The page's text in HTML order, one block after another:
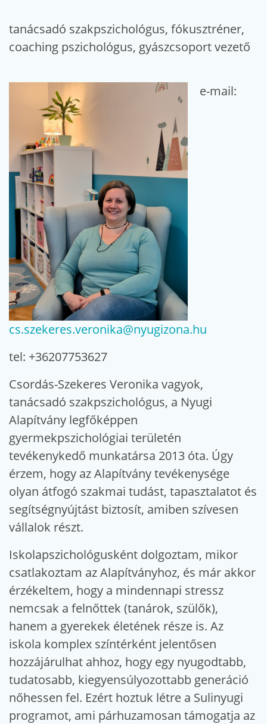
tanácsadó szakpszichológus, fókusztréner,
coaching pszichológus, gyászcsoport vezető
e-mail:
cs.szekeres.veronika@nyugizona.hu
tel: +36207753627
Csordás-Szekeres Veronika vagyok,
tanácsadó szakpszichológus, a Nyugi
Alapítvány legfőképpen
gyermekpszichológiai területén
tevékenykedő munkatársa 2013 óta. Úgy
érzem, hogy az Alapítvány tevékenysége
olyan átfogó szakmai tudást, tapasztalatot és
segítségnyújtást biztosít, amiben szívesen
vállalok részt.
Iskolapszichológusként dolgoztam, mikor
csatlakoztam az Alapítványhoz, és már akkor
érzékeltem, hogy a mindennapi stressz
nemcsak a felnőttek (tanárok, szülők),
hanem a gyerekek életének része is. Az
iskola komplex színtérként jelentősen
hozzájárulhat ahhoz, hogy egy nyugodtabb,
tudatosabb, kiegyensúlyozottabb generáció
nőhessen fel. Ezért hoztuk létre a Sulinyugi
programot, ami párhuzamosan támogatja az